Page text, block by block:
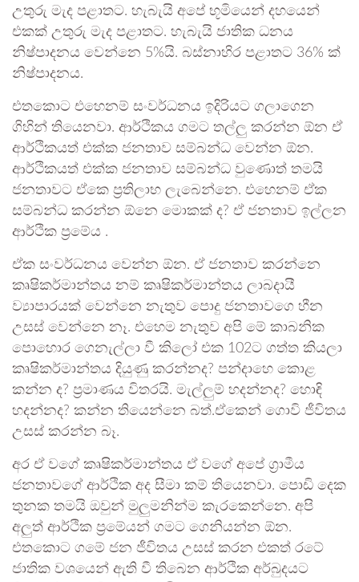
උතුරු මැද පළාතට. හැබැයි අපේ භූමියෙන් දහයෙන්
එකක් උතුරු මැද පළාතට. හැබැයි ජාතික ධනය
නිෂ්පාදනය වෙන්නෙ 5%යි. බස්නාහිර පළාතට 36% ක්
නිෂ්පාදනය.
එතකොට එහෙනම් සංවර්ධනය ඉදිරියට ගලාගෙන
ගිහින් තියෙනවා. ආර්ථිකය ගමට තල්ලු කරන්න ඕන ඒ
ආර්ථිකයත් එක්ක ජනතාව සම්බන්ධ වෙන්න ඕන.
ආර්ථිකයත් එක්ක ජනතාව සම්බන්ධ වුණොත් තමයි
ජනතාවට ඒකෙ ප්‍රතිලාභ ලැබෙන්නෙ. එහෙනම් ඒක
සම්බන්ධ කරන්න ඕනෙ මොකක් ද? ඒ ජනතාව ඉල්ලන
ආර්ථික ප්‍රමේය .
ඒක සංවර්ධනය වෙන්න ඕන. ඒ ජනතාව කරන්නෙ
කෘෂිකර්මාන්තය නම් කෘෂිකර්මාන්තය ලාබදායී
ව්‍යාපාරයක් වෙන්නෙ නැතුව පොදු ජනතාවගෙ හීන
උසස් වෙන්නෙ නෑ. එහෙම නැතුව අපි මේ කාබනික
පොහොර ගෙනැල්ලා වී කිලෝ එක 102ට ගත්ත කියලා
කෘෂිකර්මාන්තය දියුණු කරන්නද? පන්දාහෙ කොළ
කන්න ද? ප්‍රමාණය විතරයි. මැල්ලුම් හදන්නද? හොඳි
හදන්නද? කන්න තියෙන්නෙ බත්.ඒකෙන් ගොවි ජීවිතය
උසස් කරන්න බෑ.
අර ඒ වගේ කෘෂිකර්මාන්තය ඒ වගේ අපේ ග්‍රාමීය
ජනතාවගේ ආර්ථික අද සීමා කම් තියෙනවා. පොඩි දෙක
තුනක තමයි ඔවුන් මුලුමනින්ම කැරකෙන්නෙ. අපි
අලුත් ආර්ථික ප්‍රමේයන් ගමට ගෙනියන්න ඕන.
එතකොට ගමේ ජන ජීවිතය උසස් කරන එකත් රටේ
ජාතික වශයෙන් ඇති වී තිබෙන ආර්ථික අර්බුදයට